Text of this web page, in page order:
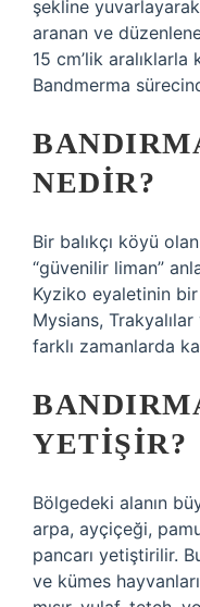
şekline
aranan ve
15 cm’lik aralıklarla
Bandmerma
NEDIR?
Bir balıkçı köyü
“güvenilir liman”
Kyziko eyaletinin
Mysians,
farklı zamanlarda
YETIŞIR?
Bölgedeki alanın
arpa, ayçiçeği,
pancarı yetiştirilir.
ve kümes